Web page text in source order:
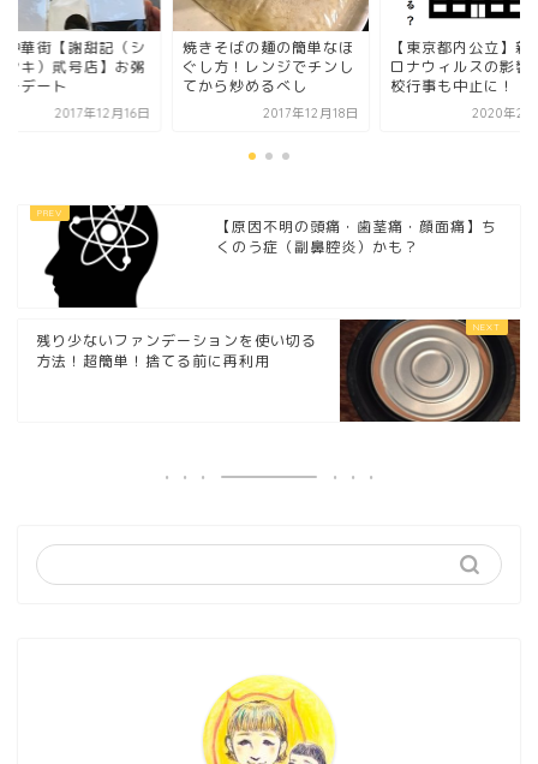
そばの麺の簡単なほ
方！レンジでチンし
炒めるべし
2017年12月18日
【東京都内公立】新型コ
ロナウィルスの影響で学
校行事も中止に！
2020年2月27日
横浜中華街【謝甜記
ャテンキ）貮号店】
ランチデート
2017年12
【原因不明の頭痛・歯茎痛・顔面痛】ち
くのう症（副鼻腔炎）かも？
残り少ないファンデーションを使い切る
方法！超簡単！捨てる前に再利用